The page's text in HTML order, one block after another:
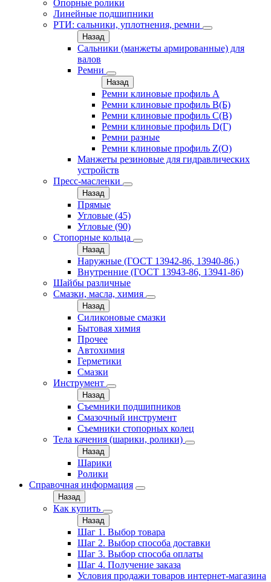
Опорные ролики
Линейные подшипники
РТИ: сальники, уплотнения, ремни
Назад
Сальники (манжеты армированные) для
валов
Ремни
Назад
Ремни клиновые профиль A
Ремни клиновые профиль B(Б)
Ремни клиновые профиль C(В)
Ремни клиновые профиль D(Г)
Ремни разные
Ремни клиновые профиль Z(О)
Манжеты резиновые для гидравлических
устройств
Пресс-масленки
Назад
Прямые
Угловые (45)
Угловые (90)
Стопорные кольца
Назад
Наружные (ГОСТ 13942-86, 13940-86,)
Внутренние (ГОСТ 13943-86, 13941-86)
Шайбы различные
Смазки, масла, химия
Назад
Силиконовые смазки
Бытовая химия
Прочее
Автохимия
Герметики
Смазки
Инструмент
Назад
Съемники подшипников
Смазочный инструмент
Съемники стопорных колец
Тела качения (шарики, ролики)
Назад
Шарики
Ролики
Справочная информация
Назад
Как купить
Назад
Шаг 1. Выбор товара
Шаг 2. Выбор способа доставки
Шаг 3. Выбор способа оплаты
Шаг 4. Получение заказа
Условия продажи товаров интернет-магазина